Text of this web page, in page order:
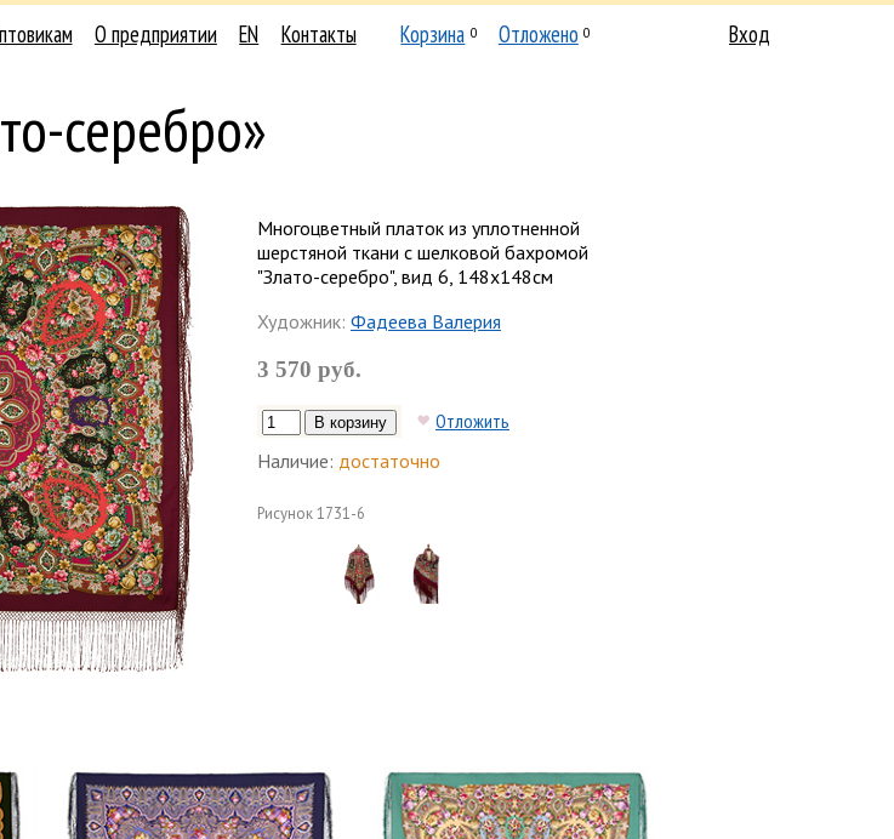
О предприятии EN Контакты Корзина 0 Отложено 0 Вход
серебро»
Многоцветный платок из уплотненной
шерстяной ткани с шелковой бахромой
"Злато-серебро", вид 6, 148х148см
Художник: Фадеева Валерия
3 570 руб.
Отложить
Наличие: достаточно
Рисунок1731-6